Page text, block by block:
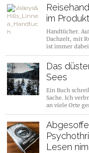
im
Handtücher.
Dachzelt, mit
ist immer
Das
Sees
Ein Buch
Sache. Ich
an viele Orte
Lesen